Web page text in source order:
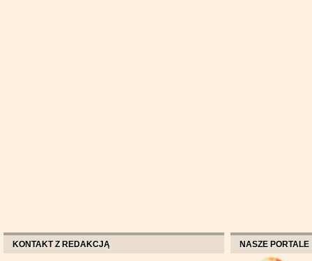
KONTAKT Z REDAKCJĄ NASZE PORTALE